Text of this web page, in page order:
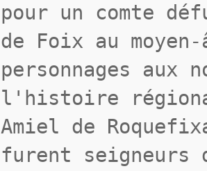
pour un comte
de Foix au
personnages aux
l'histoire
Amiel de
furent seigneurs